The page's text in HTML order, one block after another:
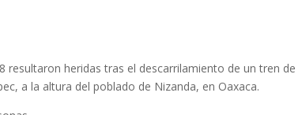
resultaron heridas tras el descarrilamiento de un tren de
a la altura del poblado de Nizanda, en Oaxaca.